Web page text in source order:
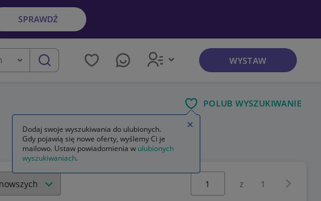
SPRAWDŹ
szukaj WYSTAW
POLUB WYSZUKIWANIE
Wybierz stronę:
z 1
Dodaj swoje wyszukiwania do ulubionych.
Gdy pojawią się nowe oferty, wyślemy Ci je
mailowo. Ustaw powiadomienia w ulubionych
wyszukiwaniach.
Zamknij wskazówkę